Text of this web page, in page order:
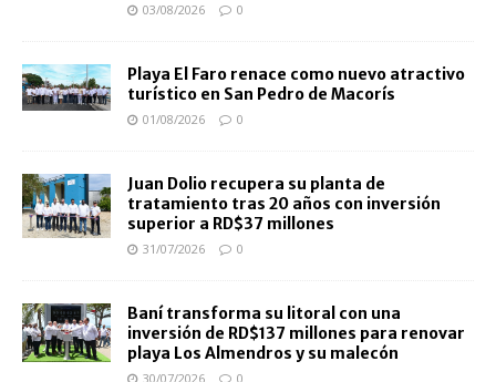
03/08/2026 0
Playa El Faro renace como nuevo atractivo
turístico en San Pedro de Macorís
01/08/2026 0
Juan Dolio recupera su planta de
tratamiento tras 20 años con inversión
superior a RD$37 millones
31/07/2026 0
Baní transforma su litoral con una
inversión de RD$137 millones para renovar
playa Los Almendros y su malecón
30/07/2026 0